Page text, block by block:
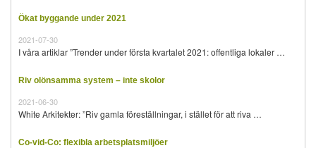
Ökat byggande under 2021
2021-07-30
I våra artiklar ”Trender under första kvartalet 2021: offentliga lokaler …
Riv olönsamma system – inte skolor
2021-06-30
White Arkitekter: ”Riv gamla föreställningar, i stället för att riva …
Co-vid-Co: flexibla arbetsplatsmiljöer